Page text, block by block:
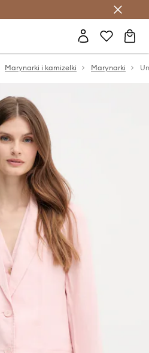
z Answear Club >
Marynarki i kamizelki Marynarki